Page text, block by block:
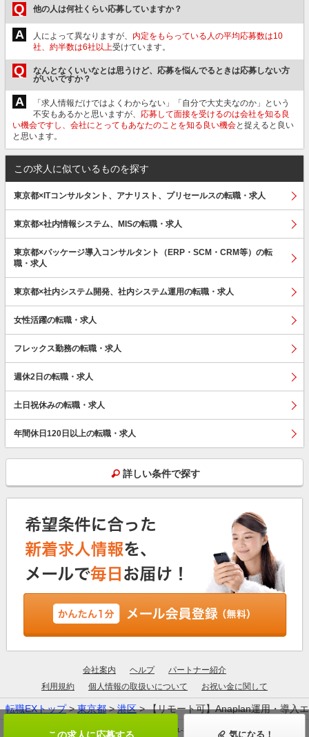
気になる！
Q 他の人は何社くらい応募していますか？
A 人によって異なりますが、 内定をもらっている人の平均応募数は10
社、約半数は6社以上受けています。
Q
なんとなくいいなとは思うけど、応募を悩んでるときは応募しない方
がいいですか？
A
「求人情報だけではよくわからない」「自分で大丈夫なのか」という
不安もあるかと思いますが、 応募して面接を受けるのは会社を知る良
い機会ですし、会社にとってもあなたのことを知る良い機会と捉えると良い
と思います。
この求人に似ているものを探す
東京都×ITコンサルタント、アナリスト、プリセールスの転職・求人
東京都×社内情報システム、MISの転職・求人
東京都×パッケージ導入コンサルタント（ERP・SCM・CRM等）の転
職・求人
東京都×社内システム開発、社内システム運用の転職・求人
女性活躍の転職・求人
フレックス勤務の転職・求人
週休2日の転職・求人
土日祝休みの転職・求人
年間休日120日以上の転職・求人
詳しい条件で探す
会社案内 ヘルプ
パートナー紹介
利用規約
個人情報の取扱いについて お祝い金に関して
転職EXトップ>東京都>港区> 【リモート可】Anaplan運用・導入
厚生労働大臣許可：13-ユ-305190